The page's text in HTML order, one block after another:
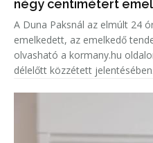
négy centimétert
A Duna Paksnál az elmúlt 24
emelkedett, az emelkedő
olvasható a kormany.hu
délelőtt közzétett jelentésében.